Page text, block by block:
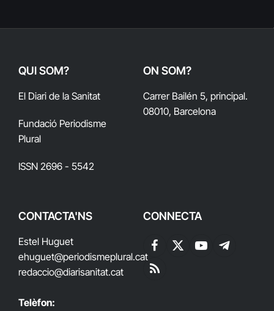
QUI SOM?
El Diari de la Sanitat
Fundació Periodisme
Plural
ISSN 2696 - 5542
ON SOM?
Carrer Bailén 5, principal.
08010, Barcelona
CONTACTA'NS
Estel Huguet
ehuguet@periodismeplural.cat
redaccio@diarisanitat.cat
Telèfon:
CONNECTA
Facebook
X
YouTubeTelegram
RSS